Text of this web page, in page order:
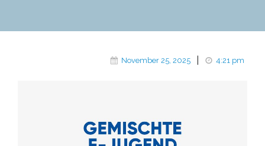
November 25, 2025 4:21 pm